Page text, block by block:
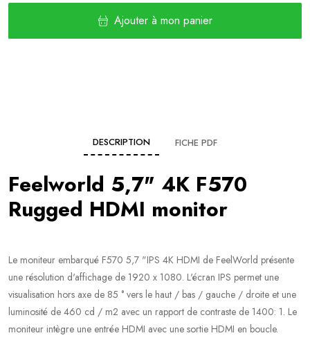
Ajouter à mon panier
DESCRIPTION FICHE PDF
Feelworld 5,7" 4K F570
Rugged HDMI monitor
Le moniteur embarqué F570 5,7 "IPS 4K HDMI de FeelWorld présente
une résolution d'affichage de 1920 x 1080. L'écran IPS permet une
visualisation hors axe de 85 ° vers le haut / bas / gauche / droite et une
luminosité de 460 cd / m2 avec un rapport de contraste de 1400: 1. Le
moniteur intègre une entrée HDMI avec une sortie HDMI en boucle.